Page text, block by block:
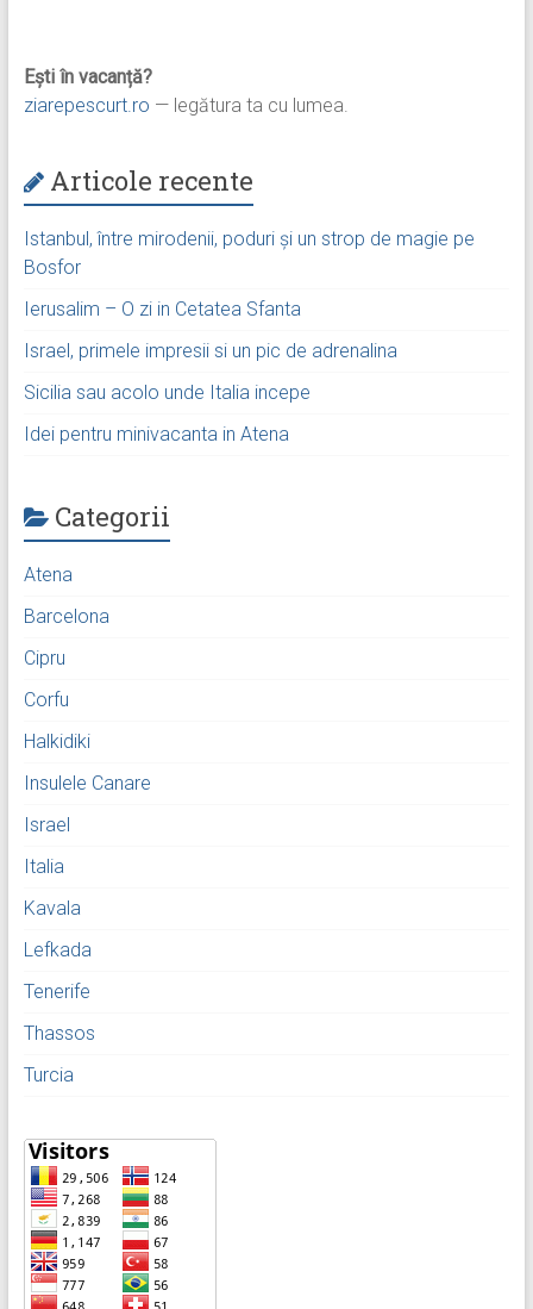
Ești în vacanță?
ziarepescurt.ro — legătura ta cu lumea.
Articole recente
Istanbul, între mirodenii, poduri și un strop de magie pe
Bosfor
Ierusalim – O zi in Cetatea Sfanta
Israel, primele impresii si un pic de adrenalina
Sicilia sau acolo unde Italia incepe
Idei pentru minivacanta in Atena
Categorii
Atena
Barcelona
Cipru
Corfu
Halkidiki
Insulele Canare
Israel
Italia
Kavala
Lefkada
Tenerife
Thassos
Turcia